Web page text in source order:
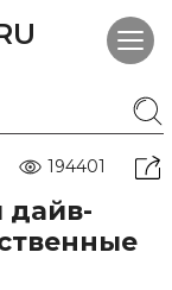
194401
дайв-